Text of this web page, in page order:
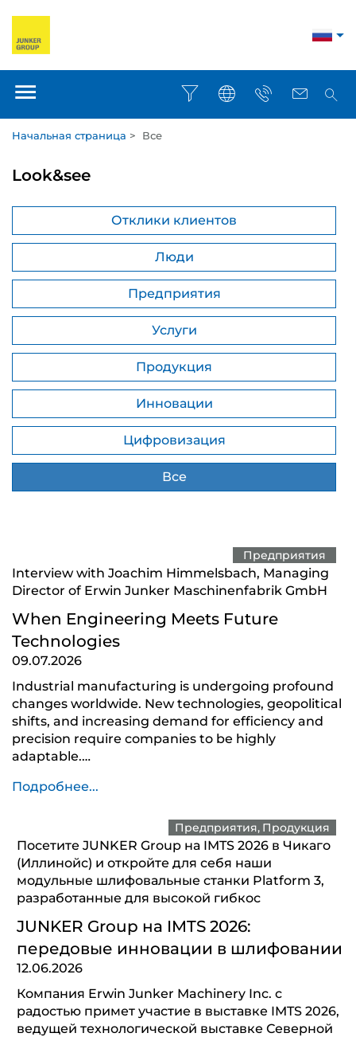
Начальная страница > Все
Look&see
Отклики клиентов
Люди
Предприятия
Услуги
Продукция
Инновации
Цифровизация
Все
Предприятия
Interview with Joachim Himmelsbach, Managing
Director of Erwin Junker Maschinenfabrik GmbH
When Engineering Meets Future
Technologies
09.07.2026
Industrial manufacturing is undergoing profound
changes worldwide. New technologies, geopolitical
shifts, and increasing demand for efficiency and
precision require companies to be highly
adaptable.…
Подробнее...
Предприятия Продукция
Посетите JUNKER Group на IMTS 2026 в Чикаго
(Иллинойс) и откройте для себя наши
модульные шлифовальные станки Platform 3,
разработанные для высокой гибкос
JUNKER Group на IMTS 2026:
передовые инновации в шлифовании
12.06.2026
Компания Erwin Junker Machinery Inc. с
радостью примет участие в выставке IMTS 2026,
ведущей технологической выставке Северной